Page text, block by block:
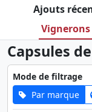
Ajouts
Vignerons
Capsules
Mode de filtrage
Par marque